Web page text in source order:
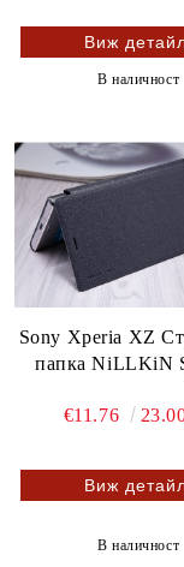
Виж
В наличност
Sony Xperia XZ
папка NiLLKiN
€11.76
Виж
В наличност